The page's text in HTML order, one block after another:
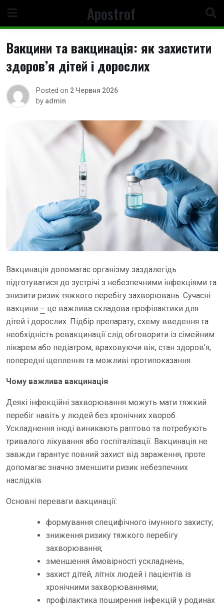
content
Apostrof
Вакцини та вакцинація: як захистити
здоров’я дітей і дорослих
Posted on 2 Червня 2026
by admin
Вакцинація допомагає організму заздалегідь
підготуватися до зустрічі з небезпечними інфекціями та
знизити ризик тяжкого перебігу захворювань. Сучасні
вакцини – це важлива складова профілактики для
дітей і дорослих. Підбір препарату, схему введення та
необхідність ревакцинації слід обговорити із сімейним
лікарем або педіатром, враховуючи вік, стан здоров’я,
попередні щеплення та можливі протипоказання.
Чому важлива вакцинація
Деякі інфекційні захворювання можуть мати тяжкий
перебіг навіть у людей без хронічних хвороб.
Ускладнення іноді виникають раптово та потребують
тривалого лікування або госпіталізації. Вакцинація не
завжди гарантує повний захист від зараження, проте
допомагає значно зменшити ризик небезпечних
наслідків.
Основні переваги вакцинації:
формування специфічного імунного захисту;
зниження ризику тяжкого перебігу
захворювання;
зменшення ймовірності ускладнень;
захист дітей, літніх людей і пацієнтів із
хронічними захворюваннями;
профілактика поширення інфекцій у родинах